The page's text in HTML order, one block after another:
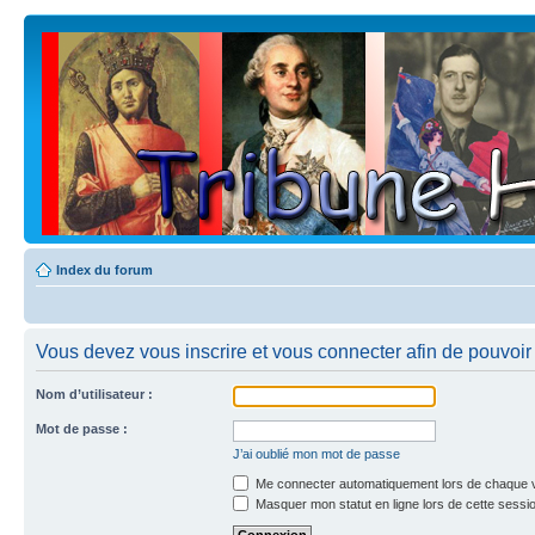
Index du forum
Vous devez vous inscrire et vous connecter afin de
Nom d’utilisateur :
Mot de passe :
J’ai oublié mon mot de passe
Me connecter automatiquement lors de chaque
Masquer mon statut en ligne lors de cette